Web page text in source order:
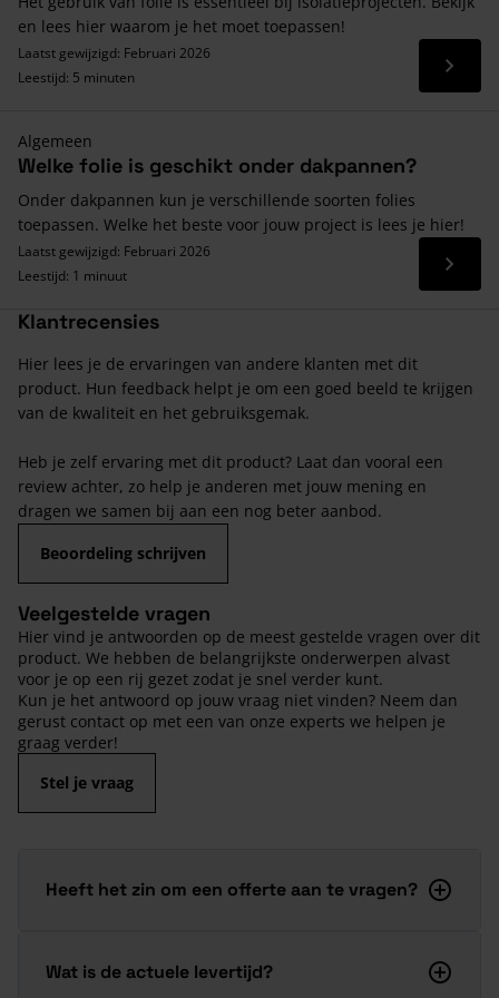
en lees hier waarom je het moet toepassen!
Laatst gewijzigd: Februari 2026
Leestijd: 5 minuten
Lees
Algemeen
Welke folie is geschikt onder dakpannen?
Onder dakpannen kun je verschillende soorten folies
toepassen. Welke het beste voor jouw project is lees je hier!
Laatst gewijzigd: Februari 2026
Leestijd: 1 minuut
Lees
Klantrecensies
Hier lees je de ervaringen van andere klanten met dit
product. Hun feedback helpt je om een goed beeld te krijgen
van de kwaliteit en het gebruiksgemak.
Heb je zelf ervaring met dit product? Laat dan vooral een
review achter, zo help je anderen met jouw mening en
dragen we samen bij aan een nog beter aanbod.
Beoordeling schrijven
Veelgestelde vragen
Hier vind je antwoorden op de meest gestelde vragen over dit
product. We hebben de belangrijkste onderwerpen alvast
voor je op een rij gezet zodat je snel verder kunt.
Kun je het antwoord op jouw vraag niet vinden? Neem dan
gerust contact op met een van onze experts we helpen je
graag verder!
Stel je vraag
Heeft het zin om een offerte aan te vragen?
Wat is de actuele levertijd?